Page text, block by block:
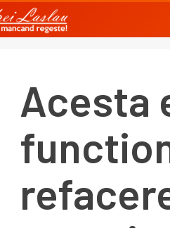
Acesta